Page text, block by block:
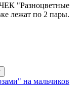
"Разноцветные
лежат по 2 пары.